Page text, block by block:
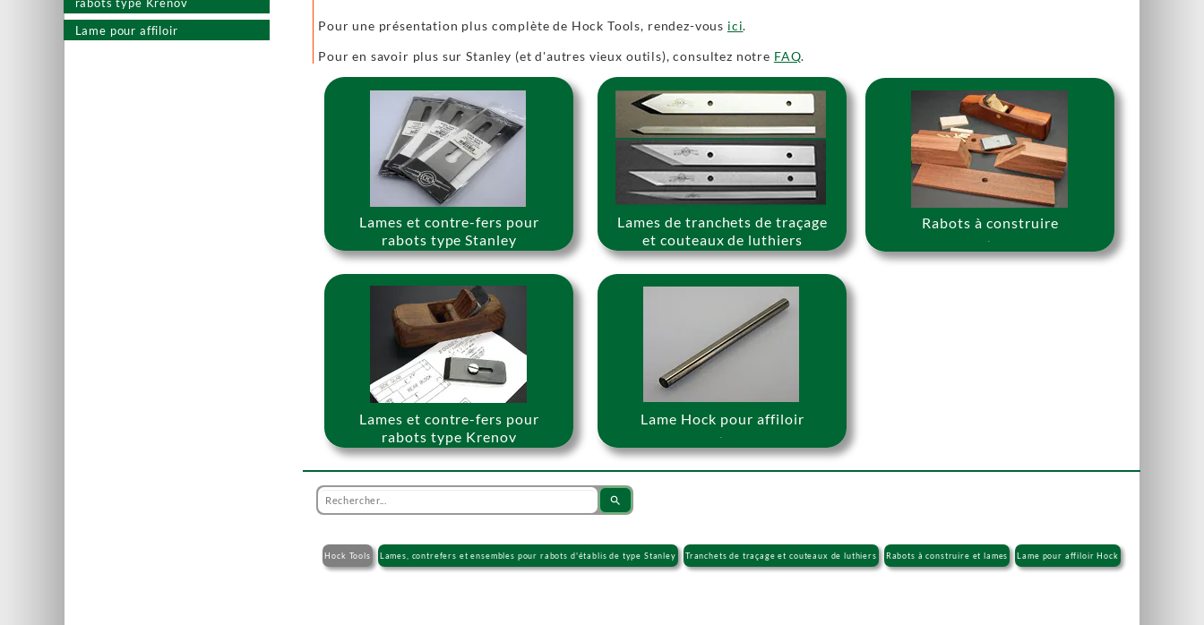
rabots type Krenov
Lame pour affiloir
Pour une présentation plus complète de Hock Tools, rendez-vous ici.
Pour en savoir plus sur Stanley (et d'autres vieux outils), consultez notre FAQ.
. .
Lames et contre-fers pour
rabots type Stanley
Lames de tranchets de traçage
et couteaux de luthiers
Rabots à construire
.
Lames et contre-fers pour
rabots type Krenov
Lame Hock pour affiloir
search
Hock Tools Lames, contrefers et ensembles pour rabots d'établis de type Stanley Tranchets de traçage et couteaux de luthiers Rabots à construire et lames Lame pour affiloir Hock